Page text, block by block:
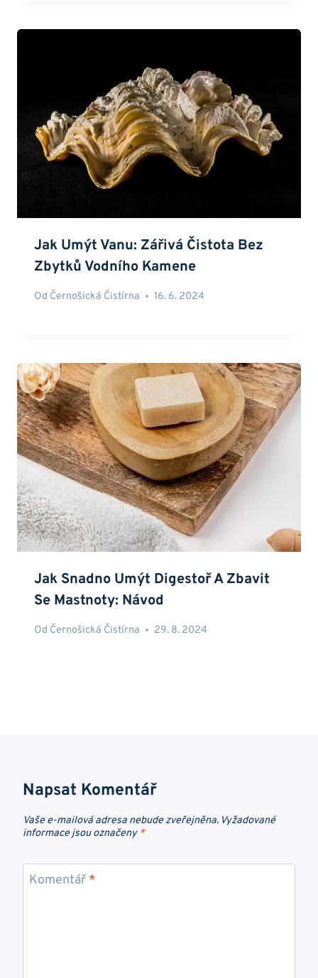
Jak Umýt Vanu: Zářivá Čistota Bez
Zbytků Vodního Kamene
Od Černošická Čistírna 16. 6. 2024
Jak Snadno Umýt Digestoř A Zbavit
Se Mastnoty: Návod
Od Černošická Čistírna 29. 8. 2024
Napsat Komentář
Vaše e-mailová adresa nebude zveřejněna. Vyžadované
informace jsou označeny *
Komentář *